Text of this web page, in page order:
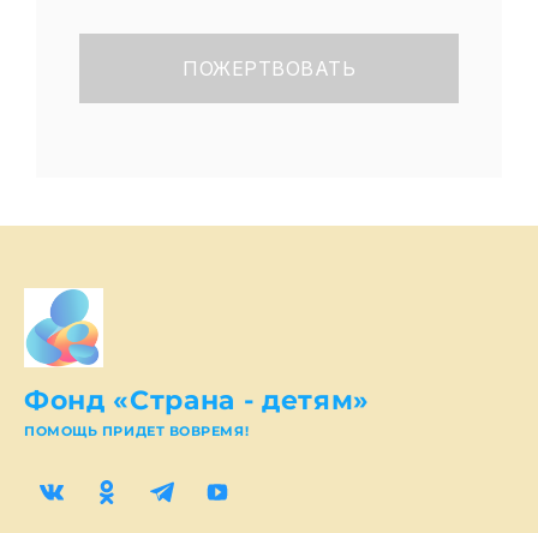
Фонд «Страна - детям»
ПОМОЩЬ ПРИДЕТ ВОВРЕМЯ!